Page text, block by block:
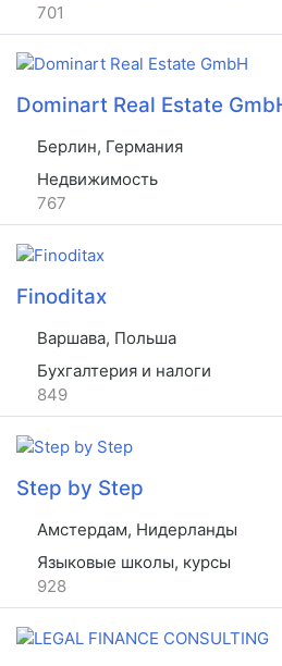
701
Dominart Real Estate
Берлин, Германия
Недвижимость
767
Finoditax
Варшава, Польша
Бухгалтерия и налоги
849
Step by Step
Амстердам, Нидерланды
Языковые школы, курсы
928